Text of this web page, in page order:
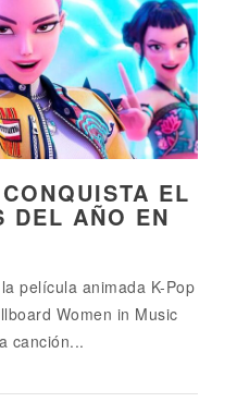
EL
DEL AÑO EN
película animada K-Pop
Women in Music
canción...